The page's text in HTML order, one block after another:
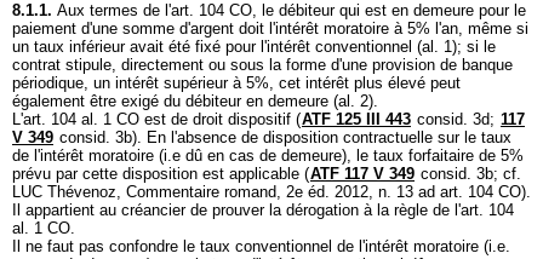
8.1.1. Aux termes de l'art. 104 CO, le débiteur qui est en demeure pour le
paiement d'une somme d'argent doit l'intérêt moratoire à 5% l'an, même si
un taux inférieur avait été fixé pour l'intérêt conventionnel (al. 1); si le
contrat stipule, directement ou sous la forme d'une provision de banque
périodique, un intérêt supérieur à 5%, cet intérêt plus élevé peut
également être exigé du débiteur en demeure (al. 2).
L'art. 104 al. 1 CO est de droit dispositif (ATF 125 III 443 consid. 3d; 117
V 349 consid. 3b). En l'absence de disposition contractuelle sur le taux
de l'intérêt moratoire (i.e dû en cas de demeure), le taux forfaitaire de 5%
prévu par cette disposition est applicable (ATF 117 V 349 consid. 3b; cf.
LUC Thévenoz, Commentaire romand, 2e éd. 2012, n. 13 ad art. 104 CO).
Il appartient au créancier de prouver la dérogation à la règle de l'art. 104
al. 1 CO.
Il ne faut pas confondre le taux conventionnel de l'intérêt moratoire (i.e.